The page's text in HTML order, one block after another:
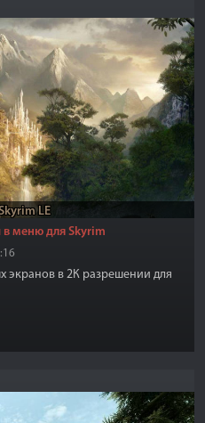
LE
меню для Skyrim
экранов в 2К разрешении для